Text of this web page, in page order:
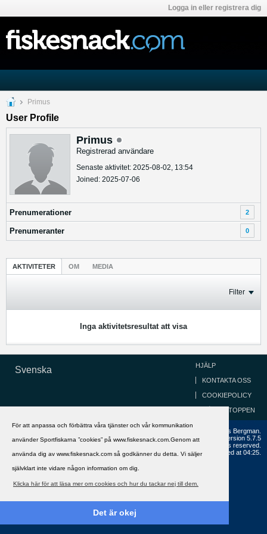
För att anpassa och förbättra våra tjänster och vår kommunikation
använder Sportfiskarna ”cookies” på www.fiskesnack.com.Genom att
använda dig av www.fiskesnack.com så godkänner du detta. Vi säljer
självklart inte vidare någon information om dig.
Klicka här för att läsa mer om cookies och hur du tackar nej till dem.
Det är okej
Logga in eller registrera dig
Primus
User Profile
Primus
Registrerad användare
Senaste aktivitet: 2025-08-02, 13:54
Joined: 2025-07-06
Prenumerationer 2
Prenumeranter 0
AKTIVITETER OM MEDIA
Filter
Inga aktivitetsresultat att visa
Svenska HJÄLP
KONTAKTA OSS
COOKIEPOLICY
GÅ TILL TOPPEN
Copyright ©2002 - 2021, FiskeSnack.com. Grundad 2002 av Anders Bergman.
Powered byvBulletin®
Version 5.7.5
Copyright © 2026 MH Sub I, LLC dba vBulletin. All rights reserved.
All times are GMT+1. This page was generated at 04:25.